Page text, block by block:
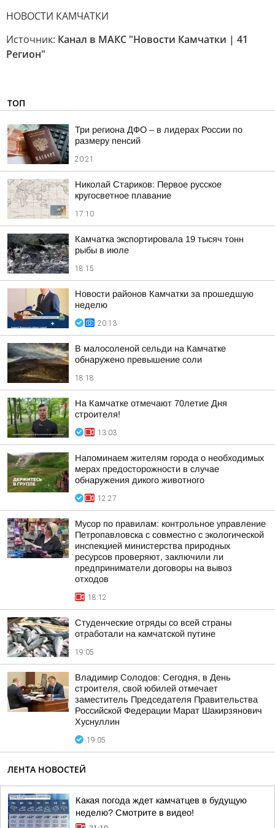
НОВОСТИ КАМЧАТКИ
Источник: Канал в МАКС "Новости Камчатки | 41
Регион"
ТОП
Три региона ДФО – в лидерах России по
размеру пенсий
20:21
Николай Стариков: Первое русское
кругосветное плавание
17:10
Камчатка экспортировала 19 тысяч тонн
рыбы в июле
18:15
Новости районов Камчатки за прошедшую
неделю
20:13
В малосоленой сельди на Камчатке
обнаружено превышение соли
18:18
На Камчатке отмечают 70летие Дня
строителя!
13:03
Напоминаем жителям города о необходимых
мерах предосторожности в случае
обнаружения дикого животного
12:27
Мусор по правилам: контрольное управление
Петропавловска с совместно с экологической
инспекцией министерства природных
ресурсов проверяют, заключили ли
предприниматели договоры на вывоз
отходов
18:12
Студенческие отряды со всей страны
отработали на камчатской путине
19:05
Владимир Солодов: Сегодня, в День
строителя, свой юбилей отмечает
заместитель Председателя Правительства
Российской Федерации Марат Шакирзянович
Хуснуллин
19:05
ЛЕНТА НОВОСТЕЙ
Какая погода ждет камчатцев в будущую
неделю? Cмотрите в видео!